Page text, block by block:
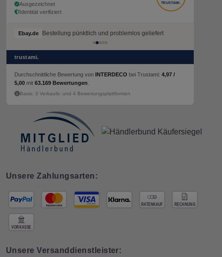
Ausgezeichnet
Identität verifiziert
TRUSTAMI.
Ebay.de Bestellung pünktlich und problemlos geliefert
trustami.
Durchschnittliche Bewertung von INTERDECO bei Trustami: 4,97 /
5,00 mit 63.169 Bewertungen
Basis: 3 Verkaufs- und 4 Bewertungsplattformen
Unsere Zahlungsarten:
Unsere Versanddienstleister: